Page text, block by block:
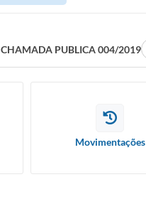
CHAMADA PUBLICA 004/2019
Movimentações